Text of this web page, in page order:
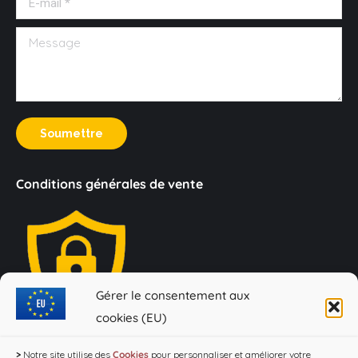
Gérer le consentement aux
cookies (EU)
> Notre site utilise des Cookies pour personnaliser et améliorer votre
Message
Soumettre
Conditions générales de vente